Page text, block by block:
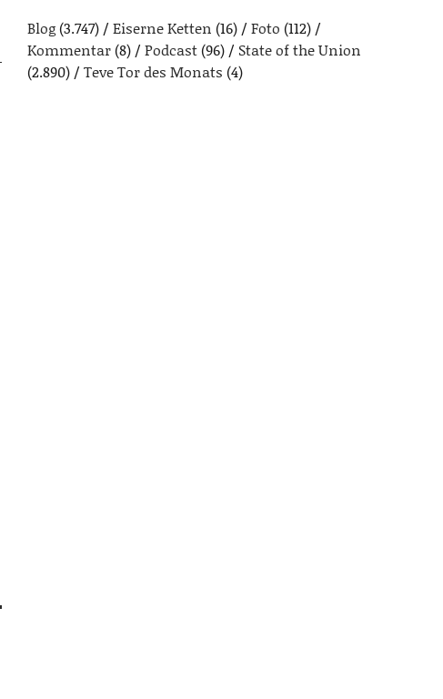
Blog(3.747) Eiserne Ketten (16) Foto (112)
Kommentar(8) Podcast(96)
State of the Union
(2.890)
Teve Tor des Monats (4)